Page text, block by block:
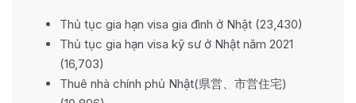
Thủ tục gia hạn visa gia đình ở Nhật (23,430)
Thủ tục gia hạn visa kỹ sư ở Nhật năm 2021
(16,703)
Thuê nhà chính phủ Nhật(県営、市営住宅)